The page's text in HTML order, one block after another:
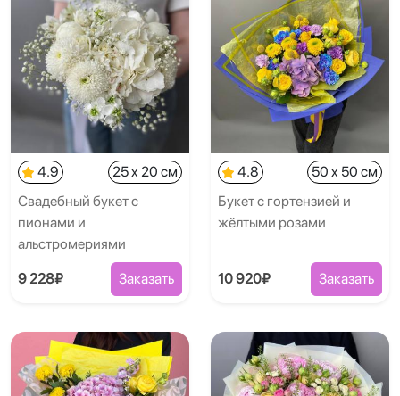
4.9
25 x 20 см
Свадебный букет с
пионами и
альстромериями
9 228₽ Заказать
4.8
50 x 50 см
Букет с гортензией и
жёлтыми розами
10 920₽ Заказать